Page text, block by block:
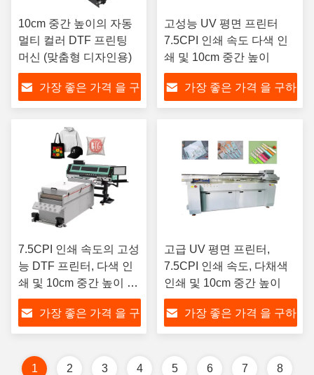
10cm 중간 높이의 자동
멀티 컬러 DTF 프린팅
머신 (맞춤형 디자인용)
가장 좋은 가격 을 구
고성능 UV 평면 프린터
7.5CPI 인쇄 속도 다색 인
쇄 및 10cm 중간 높이
가장 좋은 가격 을 구하
7.5CPI 인쇄 속도의 고성
능 DTF 프린터, 다색 인
쇄 및 10cm 중간 높이 지
원
가장 좋은 가격 을 구
고급 UV 평면 프린터,
7.5CPI 인쇄 속도, 다채색
인쇄 및 10cm 중간 높이
가장 좋은 가격 을 구하
1 2 3 4 5 6 7 8